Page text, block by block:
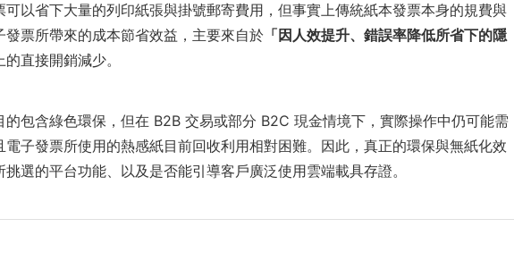
可以省下大量的列印紙張與掛號郵寄費用，但事實上傳統紙本發票本身的規費與
發票所帶來的成本節省效益，主要來自於 「因人效提升、錯誤率降低所省下的隱
的直接開銷減少。
的包含綠色環保，但在 B2B 交易或部分 B2C 現金情境下，實際操作中仍可能需
子發票所使用的熱感紙目前回收利用相對困難。因此，真正的環保與無紙化效
選的平台功能、以及是否能引導客戶廣泛使用雲端載具存證。